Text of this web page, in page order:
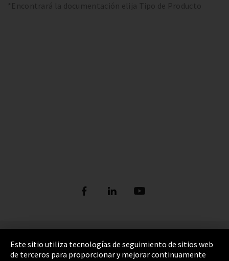
*Encontrará la documentación elija Tipo de Producto
Pie de imprenta
Política de privacidad
Este sitio utiliza tecnologías de seguimiento de sitios web
de terceros para proporcionar y mejorar continuamente